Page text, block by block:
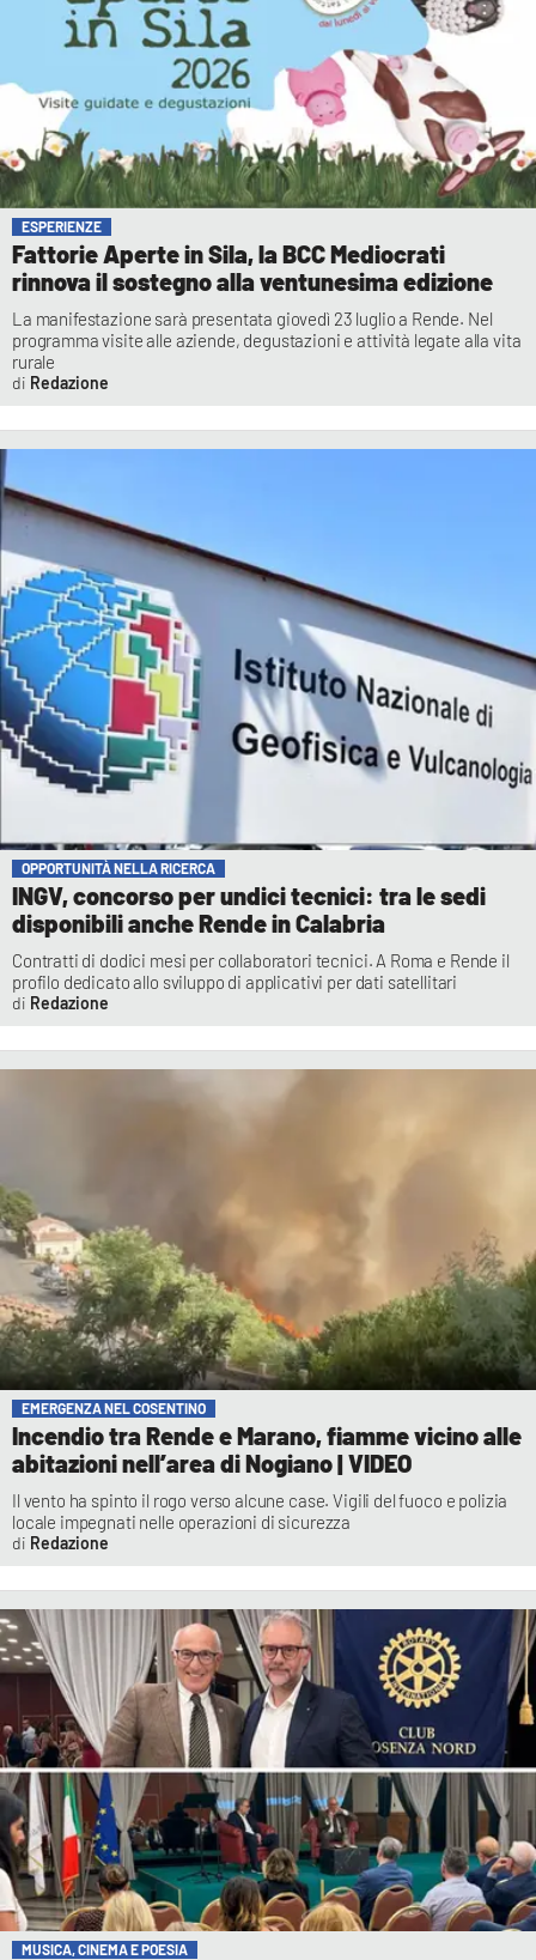
ESPERIENZE
Fattorie Aperte in Sila, la BCC Mediocrati
rinnova il sostegno alla ventunesima edizione
La manifestazione sarà presentata giovedì 23 luglio a Rende. Nel
programma visite alle aziende, degustazioni e attività legate alla vita
rurale
Redazione
OPPORTUNITÀ NELLA RICERCA
INGV, concorso per undici tecnici: tra le sedi
disponibili anche Rende in Calabria
Contratti di dodici mesi per collaboratori tecnici. A Roma e Rende il
profilo dedicato allo sviluppo di applicativi per dati satellitari
Redazione
EMERGENZA NEL COSENTINO
Incendio tra Rende e Marano, fiamme vicino alle
abitazioni nell’area di Nogiano | VIDEO
Il vento ha spinto il rogo verso alcune case. Vigili del fuoco e polizia
locale impegnati nelle operazioni di sicurezza
Redazione
MUSICA, CINEMA E POESIA